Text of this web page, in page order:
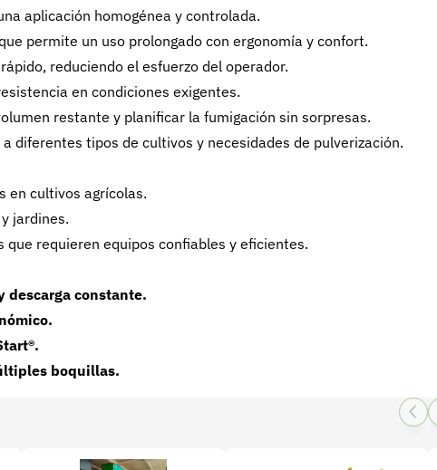
aplicación homogénea y controlada.
permite un uso prolongado con ergonomía y confort.
reduciendo el esfuerzo del operador.
en condiciones exigentes.
restante y planificar la fumigación sin sorpresas.
diferentes tipos de cultivos y necesidades de pulverización.
en cultivos agrícolas.
jardines.
requieren equipos confiables y eficientes.
descarga constante.
boquillas.